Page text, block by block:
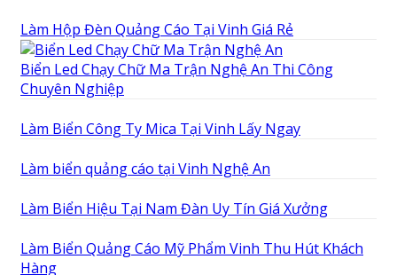
Làm Hộp Đèn Quảng Cáo Tại Vinh Giá Rẻ
Biển Led Chạy Chữ Ma Trận Nghệ An Thi Công
Chuyên Nghiệp
Làm Biển Công Ty Mica Tại Vinh Lấy Ngay
Làm biển quảng cáo tại Vinh Nghệ An
Làm Biển Hiệu Tại Nam Đàn Uy Tín Giá Xưởng
Làm Biển Quảng Cáo Mỹ Phẩm Vinh Thu Hút Khách
Hàng